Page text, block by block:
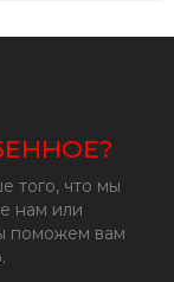
того, что мы
нам или
поможем вам